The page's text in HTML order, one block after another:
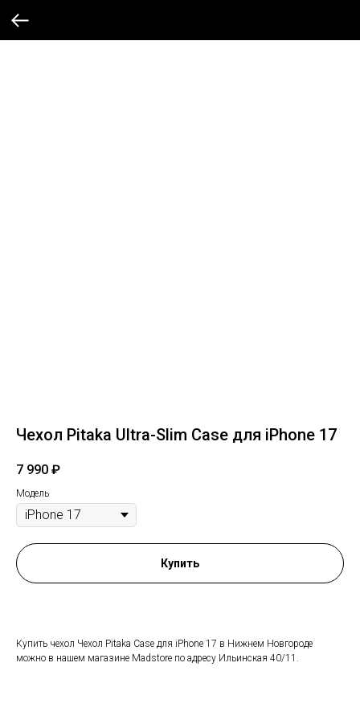
Чехол Pitaka Ultra-Slim Case для iPhone 17
7 990 ₽
Модель
Купить
Купить чехол Чехол Pitaka Case для iPhone 17 в Нижнем Новгороде
можно в нашем магазине Madstore по адресу Ильинская 40/11.